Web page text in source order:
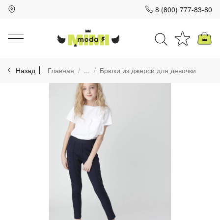
8 (800) 777-83-80
Назад Главная ... Брюки из джерси для девочки
Для клиентов всех банков
Разбейте
на части
без переплат
График платежей